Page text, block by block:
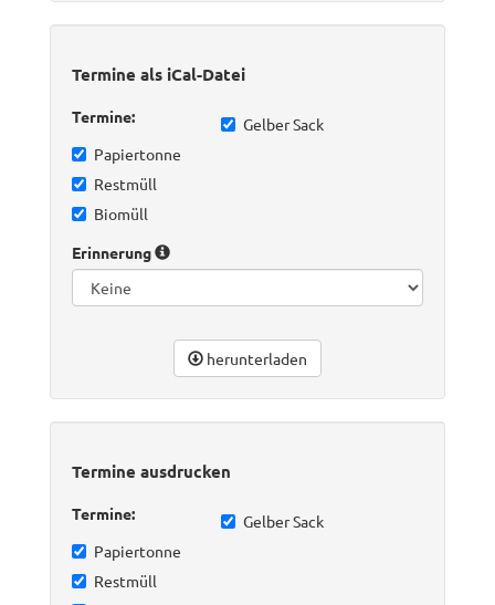
Termine als iCal-Datei
Termine:
Gelber Sack
Papiertonne
Restmüll
Biomüll
Erinnerung
herunterladen
Termine ausdrucken
Termine:
Gelber Sack
Papiertonne
Restmüll